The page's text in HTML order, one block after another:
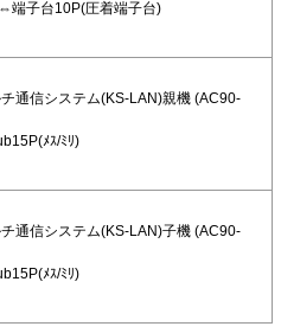
端子台10P(圧着端子台)
通信システム(KS-LAN)親機 (AC90-
ﾒｽ/ﾐﾘ)
通信システム(KS-LAN)子機 (AC90-
ﾒｽ/ﾐﾘ)